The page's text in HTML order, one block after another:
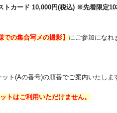
トカード 10,000円(税込) ※先着限定
での集合写メの撮影】 にご参加になれ
ット(Aの番号)の順番でご案内いたしま
トはご利用いただけません。